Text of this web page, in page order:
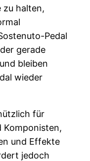
zu halten,
Pedal
gerade
bleiben
wieder
für
und Effekte
jedoch